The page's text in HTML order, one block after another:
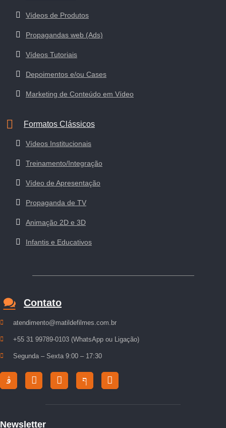
Vídeos de Produtos
Propagandas web (Ads)
Vídeos Tutoriais
Depoimentos e/ou Cases
Marketing de Conteúdo em Vídeo
Formatos Clássicos
Vídeos Institucionais
Treinamento/Integração
Vídeo de Apresentação
Propaganda de TV
Animação 2D e 3D
Infantis e Educativos
Contato
atendimento@matildefilmes.com.br
+55 31 99789-0103 (WhatsApp ou Ligação)
Segunda – Sexta 9:00 – 17:30
Newsletter